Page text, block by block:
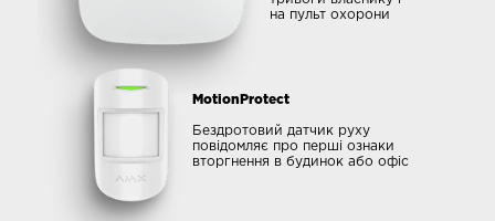
на пульт охорони
MotionProtect
Бездротовий датчик руху
повідомляє про перші ознаки
вторгнення в будинок або офіс